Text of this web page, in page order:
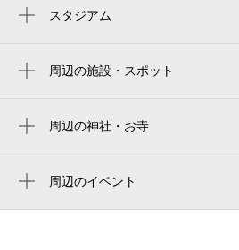
スタジアム
周辺の施設・スポット
子どもの体験活動の場 coミドリ|横浜植
まこまる
周辺の神社・お寺
周辺のイベント